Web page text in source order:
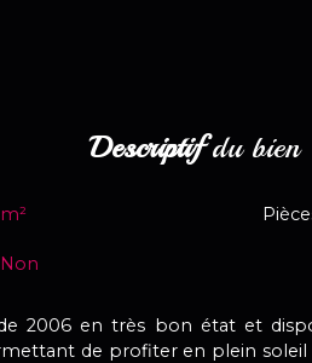
Descriptifdu bien
m²
Non
2006 en très bon état et
de profiter en plein soleil